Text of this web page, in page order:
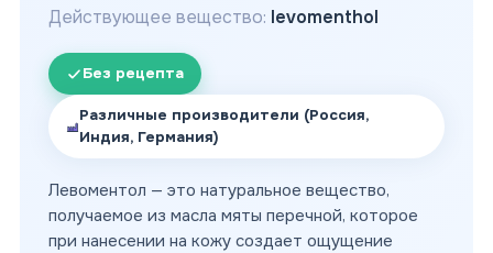
Действующее вещество: levomenthol
Без рецепта
Различные производители (Россия,
Индия, Германия)
Левоментол — это натуральное вещество,
получаемое из масла мяты перечной, которое
при нанесении на кожу создает ощущение